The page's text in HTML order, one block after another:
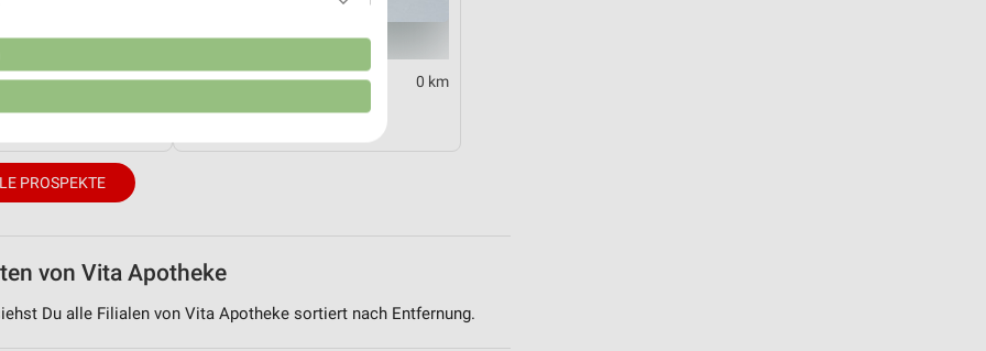
0 km
2026
0 km
PROSPEKTE
von Vita Apotheke
Du alle Filialen von Vita Apotheke sortiert nach Entfernung.